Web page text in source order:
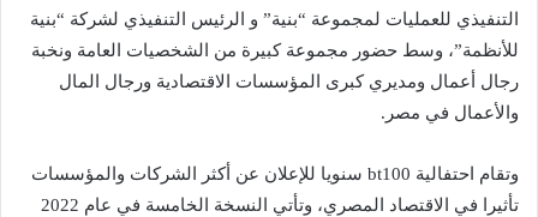
التنفيذي للعمليات لمجموعة “بنية” و الرئيس التنفيذي لشركة “بنية
للأنظمة”، وسط حضور مجموعة كبيرة من الشخصيات العامة ونخبة
رجال أعمال ومديري كبرى المؤسسات الاقتصادية ورجال المال
والأعمال في مصر.
وتقام احتفالية bt100 سنويا للإعلان عن أكثر الشركات والمؤسسات
تأثيرا في الاقتصاد المصري، وتأتي النسخة الخامسة في عام 2022